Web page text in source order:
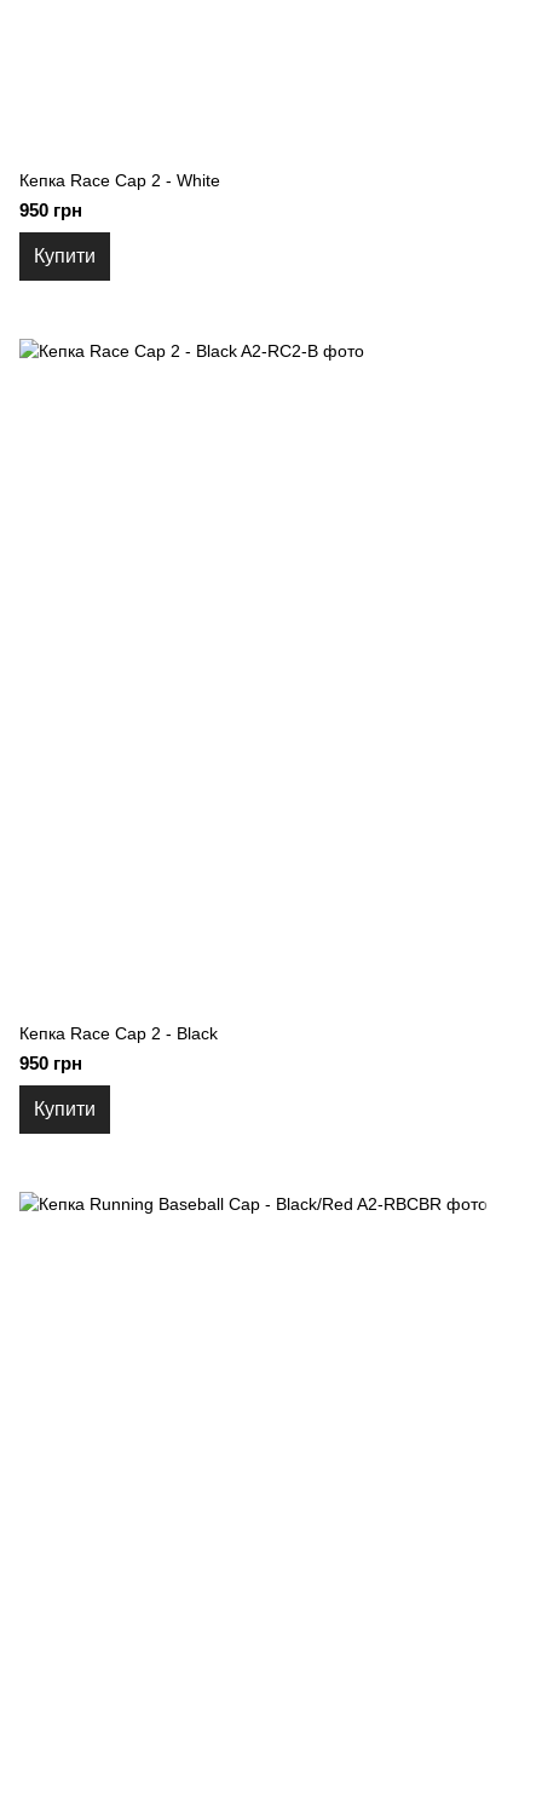
Кепка Race Cap 2 - White
950 грн
Купити
Кепка Race Cap 2 - Black
950 грн
Купити